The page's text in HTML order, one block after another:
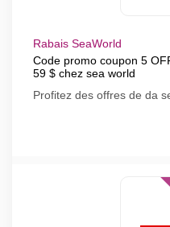
Rabais SeaWorld
Code promo coupon 5
59 $ chez sea world
Profitez des offres de da